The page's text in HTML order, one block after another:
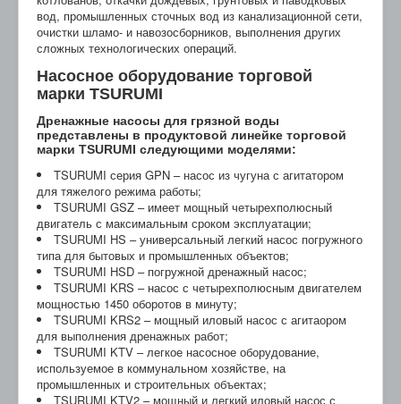
вод, промышленных сточных вод из канализационной сети,
очистки шламо- и навозосборников, выполнения других
сложных технологических операций.
Насосное оборудование торговой
марки TSURUMI
Дренажные насосы для грязной воды
представлены в продуктовой линейке торговой
марки TSURUMI следующими моделями:
TSURUMI серия GPN – насос из чугуна с агитатором
для тяжелого режима работы;
TSURUMI GSZ – имеет мощный четырехполюсный
двигатель с максимальным сроком эксплуатации;
TSURUMI HS – универсальный легкий насос погружного
типа для бытовых и промышленных объектов;
TSURUMI HSD – погружной дренажный насос;
TSURUMI KRS – насос с четырехполюсным двигателем
мощностью 1450 оборотов в минуту;
TSURUMI KRS2 – мощный иловый насос с агитаором
для выполнения дренажных работ;
TSURUMI KTV – легкое насосное оборудование,
используемое в коммунальном хозяйстве, на
промышленных и строительных объектах;
TSURUMI KTV2 – мощный и легкий иловый насос с